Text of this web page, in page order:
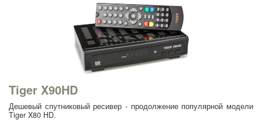
Tiger X90HD
Дешевый спутниковый ресивер - продолжение популярной модели
Tiger X80 HD.